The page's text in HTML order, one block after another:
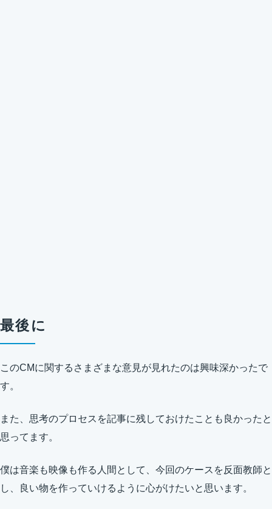
最後に
このCMに関するさまざまな意見が見れたのは興味深かったで
す。
また、思考のプロセスを記事に残しておけたことも良かったと
思ってます。
僕は音楽も映像も作る人間として、今回のケースを反面教師と
し、良い物を作っていけるように心がけたいと思います。